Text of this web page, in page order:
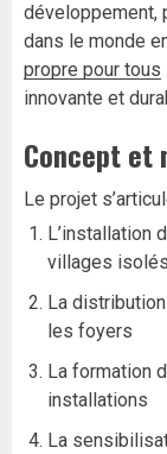
développement,
dans le monde
propre pour tous
innovante et
Concept et
Le projet
L’installation
villages isolés
La
les foyers
La formation
installations
La